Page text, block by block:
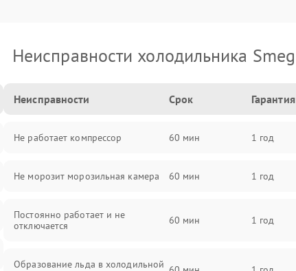
Неисправности холодильника Smeg
Неисправности Срок Гарантия
Не работает компрессор 60 мин 1 год
Не морозит морозильная камера 60 мин 1 год
Постоянно работает и не
отключается
60 мин 1 год
Образование льда в холодильной